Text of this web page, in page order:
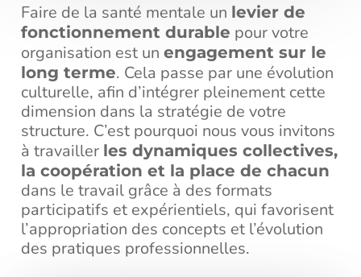
Faire de la santé mentale un levier de
fonctionnement durable pour votre
organisation est un engagement sur le
long terme. Cela passe par une évolution
culturelle, afin d’intégrer pleinement cette
dimension dans la stratégie de votre
structure. C’est pourquoi nous vous invitons
à travailler les dynamiques collectives,
la coopération et la place de chacun
dans le travail grâce à des formats
participatifs et expérientiels, qui favorisent
l’appropriation des concepts et l’évolution
des pratiques professionnelles.